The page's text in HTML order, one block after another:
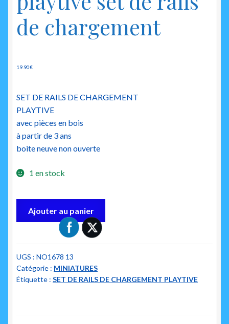
de chargement
19.90€
SET DE RAILS DE CHARGEMENT
PLAYTIVE
avec pièces en bois
à partir de 3 ans
boite neuve non ouverte
1 en stock
de
rails
de
Ajouter au panier
UGS : NO1678 13
Catégorie : MINIATURES
Étiquette : SET DE RAILS DE CHARGEMENT PLAYTIVE